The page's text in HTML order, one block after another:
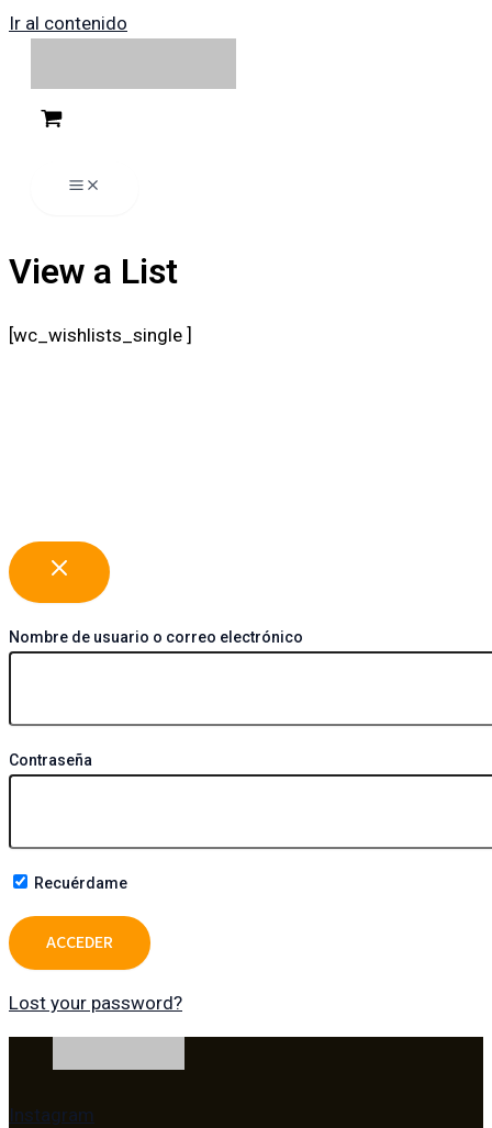
Ir al contenido
View a List
[wc_wishlists_single ]
Nombre de usuario o correo electrónico
Contraseña
Recuérdame
Lost your password?
Instagram